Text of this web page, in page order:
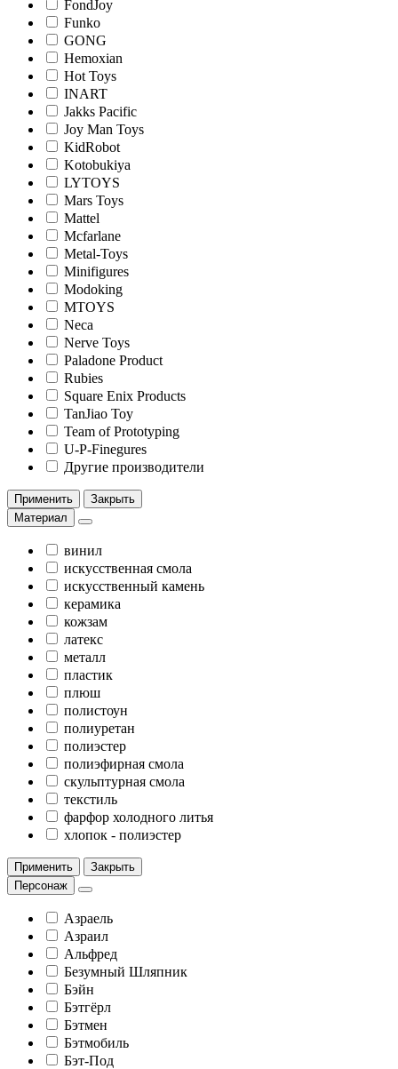
FondJoy
Funko
GONG
Hemoxian
Hot Toys
INART
Jakks Pacific
Joy Man Toys
KidRobot
Kotobukiya
LYTOYS
Mars Toys
Mattel
Mcfarlane
Metal-Toys
Minifigures
Modoking
MTOYS
Neca
Nerve Toys
Paladone Product
Rubies
Square Enix Products
TanJiao Toy
Team of Prototyping
U-P-Finegures
Другие производители
Применить
Закрыть
Материал
винил
искусственная смола
искусственный камень
керамика
кожзам
латекс
металл
пластик
плюш
полистоун
полиуретан
полиэстер
полиэфирная смола
скульптурная смола
текстиль
фарфор холодного литья
хлопок - полиэстер
Применить
Закрыть
Персонаж
Азраель
Азраил
Альфред
Безумный Шляпник
Бэйн
Бэтгёрл
Бэтмен
Бэтмобиль
Бэт-Под